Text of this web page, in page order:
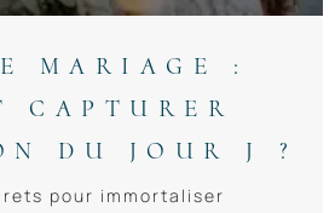
MARIAGE :
CAPTURER
DU JOUR J ?
pour immortaliser